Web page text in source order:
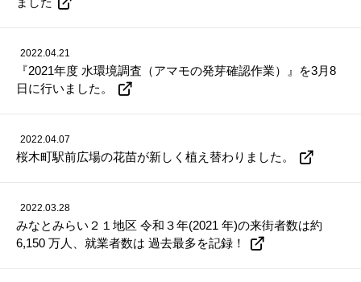
2022.04.21
『2021年度 水環境調査（アマモの発芽確認作業）』を3月8
日に行いました。
2022.04.07
桜木町駅前広場の花苗が新しく植え替わりました。
2022.03.28
みなとみらい２１地区 令和３年(2021 年)の来街者数は約
6,150 万人、就業者数は 過去最多を記録！